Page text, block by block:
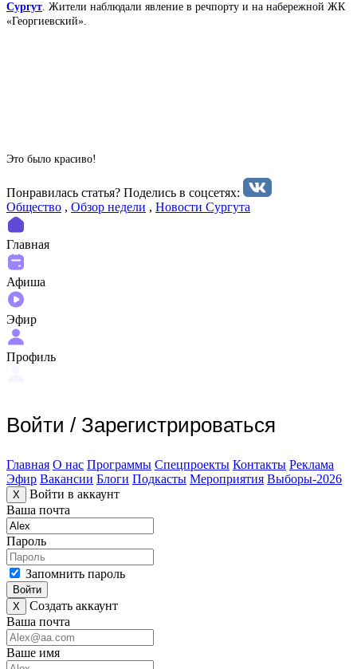
Сургут. Жители наблюдали явление в речпорту и на набережной ЖК
«Георгиевский».
Это было красиво!
Понравилась статья? Поделиcь в соцсетях:
Общество , Обзор недели , Новости Сургута
Главная
Афиша
Эфир
Профиль
Войти / Зарегистрироваться
Главная О нас Программы Спецпроекты Контакты Реклама
Эфир Вакансии Блоги Подкасты Мероприятия Выборы-2026
X
Войти в аккаунт
Ваша почта
Пароль
Запомнить пароль
Войти
X
Создать аккаунт
Ваша почта
Ваше имя